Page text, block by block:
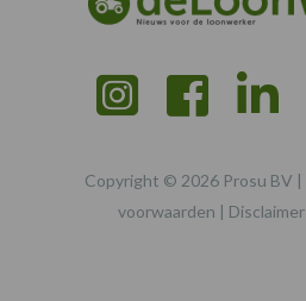
Copyright © 2026 Prosu BV |
voorwaarden | Disclaimer